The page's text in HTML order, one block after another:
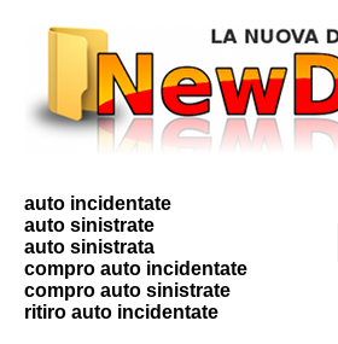
auto incidentate
auto sinistrate
auto sinistrata
compro auto incidentate
compro auto sinistrate
ritiro auto incidentate